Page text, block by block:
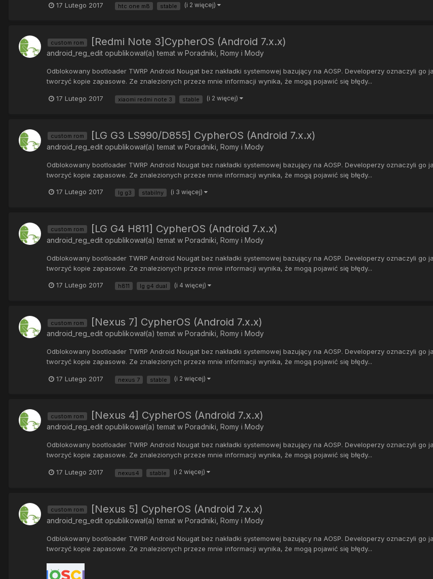
17 Lutego 2017 htc one m8 stable (i 2 więcej)
custom rom [Redmi Note 3]CypherOS (Android 7.x.x)
android_reg_edit opublikował(a) temat w Poradniki, Romy i Mody
Odblokowany bootloader TWRP Android Nougat bez nakładki systemowej bazujący na AOSP. Developerzy oznaczyli
tworzyć kopie zapasowe. Ze znalezionych przeze mnie informacji wynika, że mogą pojawić się błędy...
17 Lutego 2017 xiaomi redmi note 3 stable (i 2 więcej)
custom rom [LG G3 LS990/D855] CypherOS (Android 7.x.x)
android_reg_edit opublikował(a) temat w Poradniki, Romy i Mody
Odblokowany bootloader TWRP Android Nougat bez nakładki systemowej bazujący na AOSP. Developerzy oznaczyli
tworzyć kopie zapasowe. Ze znalezionych przeze mnie informacji wynika, że mogą pojawić się błędy...
17 Lutego 2017 lg g3 stabilny (i 3 więcej)
custom rom [LG G4 H811] CypherOS (Android 7.x.x)
android_reg_edit opublikował(a) temat w Poradniki, Romy i Mody
Odblokowany bootloader TWRP Android Nougat bez nakładki systemowej bazujący na AOSP. Developerzy oznaczyli
tworzyć kopie zapasowe. Ze znalezionych przeze mnie informacji wynika, że mogą pojawić się błędy...
17 Lutego 2017 h811 lg g4 dual (i 4 więcej)
custom rom [Nexus 7] CypherOS (Android 7.x.x)
android_reg_edit opublikował(a) temat w Poradniki, Romy i Mody
Odblokowany bootloader TWRP Android Nougat bez nakładki systemowej bazujący na AOSP. Developerzy oznaczyli
tworzyć kopie zapasowe. Ze znalezionych przeze mnie informacji wynika, że mogą pojawić się błędy...
17 Lutego 2017 nexus 7 stable (i 2 więcej)
custom rom [Nexus 4] CypherOS (Android 7.x.x)
android_reg_edit opublikował(a) temat w Poradniki, Romy i Mody
Odblokowany bootloader TWRP Android Nougat bez nakładki systemowej bazujący na AOSP. Developerzy oznaczyli
tworzyć kopie zapasowe. Ze znalezionych przeze mnie informacji wynika, że mogą pojawić się błędy...
17 Lutego 2017 nexus4 stable (i 2 więcej)
custom rom [Nexus 5] CypherOS (Android 7.x.x)
android_reg_edit opublikował(a) temat w Poradniki, Romy i Mody
Odblokowany bootloader TWRP Android Nougat bez nakładki systemowej bazujący na AOSP. Developerzy oznaczyli
tworzyć kopie zapasowe. Ze znalezionych przeze mnie informacji wynika, że mogą pojawić się błędy...